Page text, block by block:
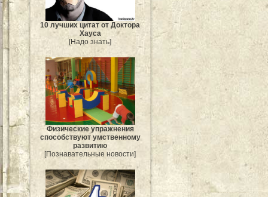
10 лучших цитат от Доктора
Хауса
[Надо знать]
Физические упражнения
способствуют умственному
развитию
[Познавательные новости]